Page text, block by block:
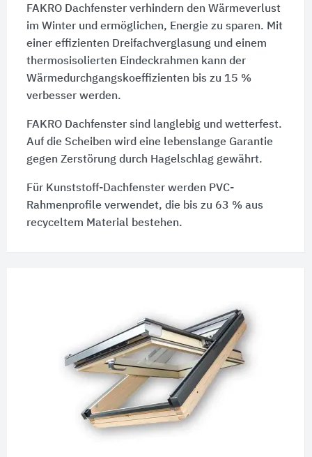
FAKRO Dachfenster verhindern den Wärmeverlust
im Winter und ermöglichen, Energie zu sparen. Mit
einer effizienten Dreifachverglasung und einem
thermosisolierten Eindeckrahmen kann der
Wärmedurchgangskoeffizienten bis zu 15 %
verbesser werden.
FAKRO Dachfenster sind langlebig und wetterfest.
Auf die Scheiben wird eine lebenslange Garantie
gegen Zerstörung durch Hagelschlag gewährt.
Für Kunststoff-Dachfenster werden PVC-
Rahmenprofile verwendet, die bis zu 63 % aus
recyceltem Material bestehen.